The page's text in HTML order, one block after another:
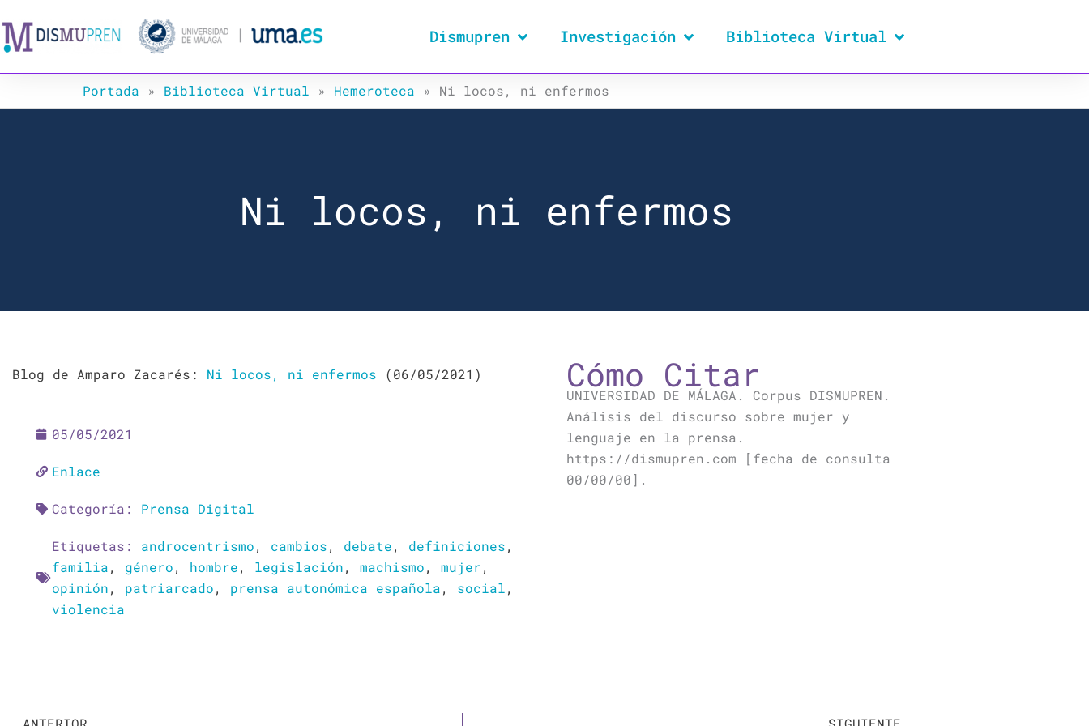
al
contenido
Dismupren Investigación Biblioteca Virtual
Portada » Biblioteca Virtual » Hemeroteca » Ni locos, ni enfermos
Ni locos, ni enfermos
Blog de Amparo Zacarés: Ni locos, ni enfermos (06/05/2021)
05/05/2021
Enlace
Categoría: Prensa Digital
Etiquetas: androcentrismo, cambios, debate, definiciones,
familia, género, hombre, legislación, machismo, mujer,
opinión, patriarcado, prensa autonómica española, social,
violencia
Cómo Citar
UNIVERSIDAD DE MÁLAGA. Corpus DISMUPREN.
Análisis del discurso sobre mujer y
lenguaje en la prensa.
https://dismupren.com [fecha de consulta
00/00/00].